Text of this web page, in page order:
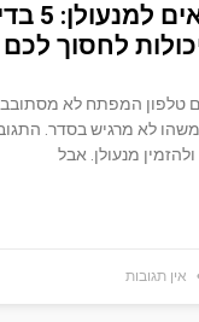
לפני
לחסוך
טלפון המפתח לא
לא מרגיש בסדר.
מנעולן. אבל
אין תגובות